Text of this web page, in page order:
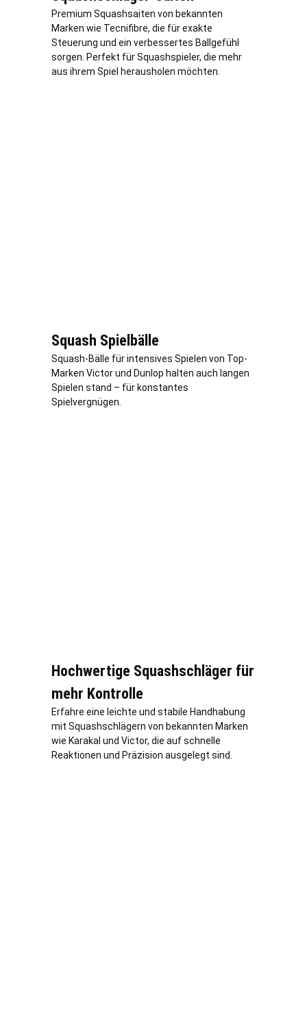
Premium Squashsaiten von bekannten
Marken wie Tecnifibre, die für exakte
Steuerung und ein verbessertes Ballgefühl
sorgen. Perfekt für Squashspieler, die mehr
aus ihrem Spiel herausholen möchten.
Squash Spielbälle
Squash-Bälle für intensives Spielen von Top-
Marken Victor und Dunlop halten auch langen
Spielen stand – für konstantes
Spielvergnügen.
Hochwertige Squashschläger für
mehr Kontrolle
Erfahre eine leichte und stabile Handhabung
mit Squashschlägern von bekannten Marken
wie Karakal und Victor, die auf schnelle
Reaktionen und Präzision ausgelegt sind.